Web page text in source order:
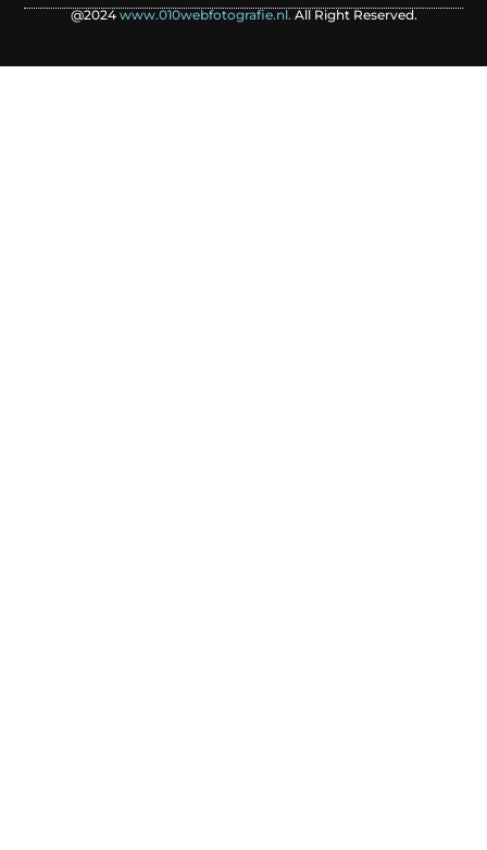
@2024 www.010webfotografie.nl. All Right Reserved.